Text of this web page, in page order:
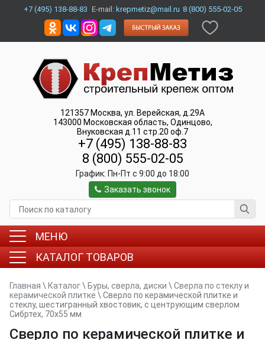
+7 (495) 138-88-83 E-mail: krepmetiz@mail.ru 8 (800) 555-02-05
121357 Москва, ул. Верейская, д.29А
143000 Московская область, Одинцово,
Внуковская д.11 стр.20 оф.7
+7 (495) 138-88-83
8 (800) 555-02-05
График: Пн-Пт c 9:00 до 18:00
Заказать звонок
МЕНЮ
КАТАЛОГ ТОВАРОВ
Главная \ Каталог\ Буры, сверла, диски \ Сверла по стеклу и
керамической плитке \ Сверло по керамической плитке и
стеклу, шестигранный хвостовик, с центрующим сверлом
Сибртех, 70х55 мм
Сверло по керамической плитке и